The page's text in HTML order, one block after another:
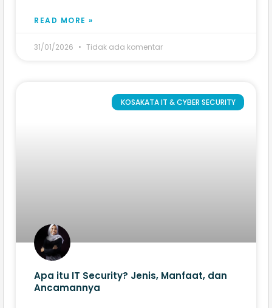
READ MORE »
31/01/2026 Tidak ada komentar
KOSAKATA IT & CYBER SECURITY
Apa itu IT Security? Jenis, Manfaat, dan
Ancamannya